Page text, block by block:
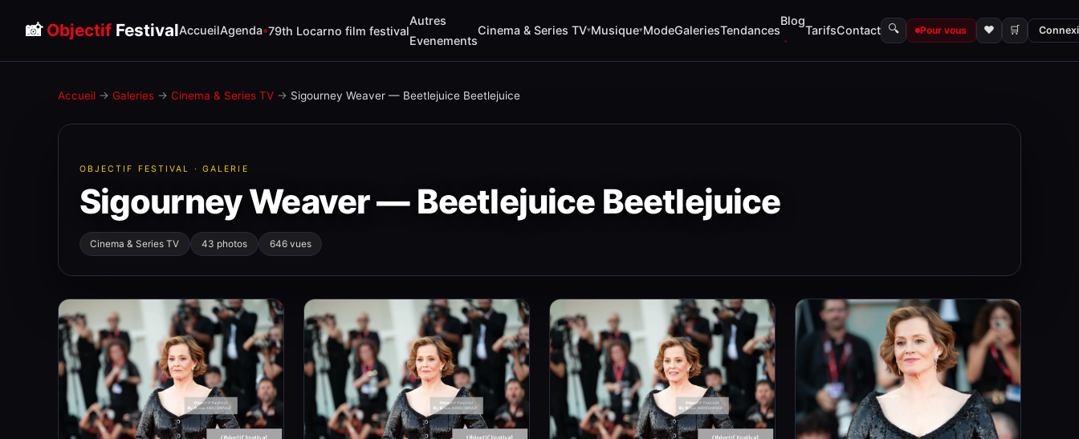
📸 Objectif FestivalAccueilAgenda 79th Locarno film festival
Autres
Evenements
Cinema & Series TV▾Musique▾ModeGaleriesTendances
Blog
TarifsContact 🔍 Pour vous ♥ 🛒
Accueil → Galeries → Cinema & Series TV → Sigourney Weaver — Beetlejuice Beetlejuice
OBJECTIF FESTIVAL · GALERIE
Sigourney Weaver — Beetlejuice Beetlejuice
Cinema & Series TV 43 photos 646 vues